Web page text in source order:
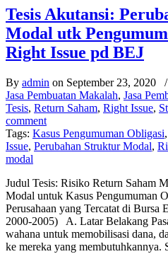
Tesis Akutansi:
Modal utk
Right Issue pd BEJ
By admin on September 23, 2020 /
Jasa Pembuatan Makalah, Jasa
Tesis, Return Saham, Right Issue,
comment
Tags: Kasus Pengumuman Obligasi,
Issue, Perubahan Struktur Modal,
modal
Judul Tesis: Risiko Return Saham
Modal untuk Kasus Pengumuman
Perusahaan yang Tercatat di Bursa
2000-2005) A. Latar Belakang
wahana untuk memobilisasi dana,
ke mereka yang membutuhkannya.